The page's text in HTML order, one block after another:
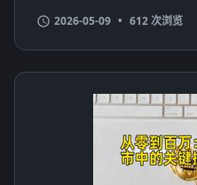
2026-05-09 • 612 次浏览